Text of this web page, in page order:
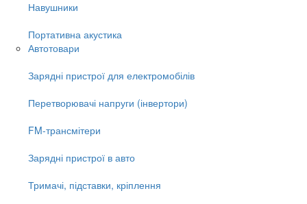
Навушники
Портативна акустика
Автотовари
Зарядні пристрої для електромобілів
Перетворювачі напруги (інвертори)
FM-трансмітери
Зарядні пристрої в авто
Тримачі, підставки, кріплення